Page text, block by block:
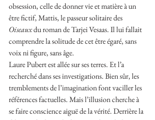
obsession, celle de donner vie et matière à un
être fictif, Mattis, le passeur solitaire des
Oiseaux du roman de Tarjei Vesaas. Il lui fallait
comprendre la solitude de cet être égaré, sans
voix ni figure, sans âge.
Laure Pubert est allée sur ses terres. Et l’a
recherché dans ses investigations. Bien sûr, les
tremblements de l’imagination font vaciller les
références factuelles. Mais l’illusion cherche à
se faire conscience aiguë de la vérité. Derrière la